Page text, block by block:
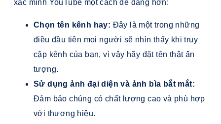
xác minh YouTube một cách dễ dàng hơn:
Chọn tên kênh hay: Đây là một trong những
điều đầu tiên mọi người sẽ nhìn thấy khi truy
cập kênh của bạn, vì vậy hãy đặt tên thật ấn
tượng.
Sử dụng ảnh đại diện và ảnh bìa bắt mắt:
Đảm bảo chúng có chất lượng cao và phù hợp
với thương hiệu.